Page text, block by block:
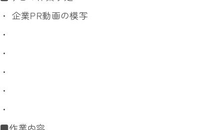
・ 企業PR動画の模写
・
・
・
・
・
■作業内容